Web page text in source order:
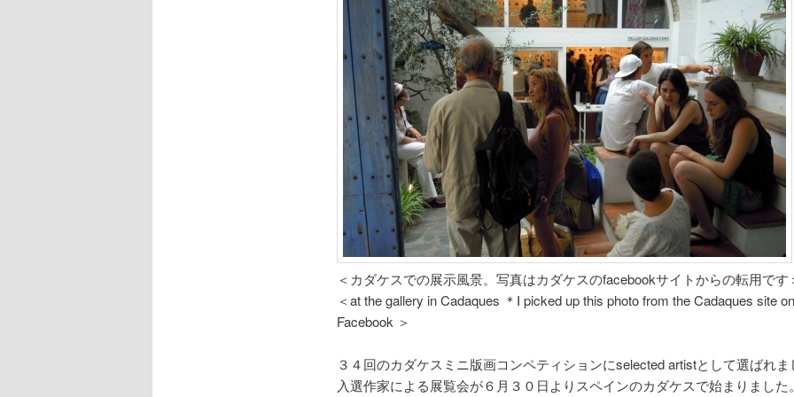
＜カダケスでの展示風景。写真はカダケスのfacebookサイトからの転用です
＜at the gallery in Cadaques ＊I picked up this photo from the Cadaques site on
Facebook ＞
３４回のカダケスミニ版画コンペティションにselected artistとして選ばれま
入選作家による展覧会が６月３０日よりスペインのカダケスで始まりました。